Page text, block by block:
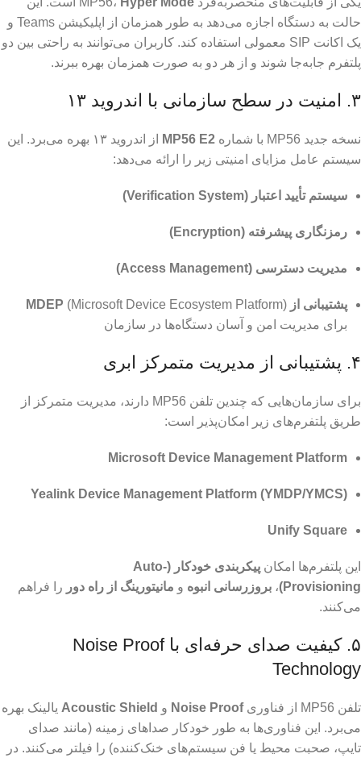
حالت به دستگاه اجازه می‌دهد به طور همزمان از اپلیکیشن Teams و
یک اکانت SIP معمولی استفاده کند. کاربران می‌توانند به راحتی بین دو
پلتفرم جابه‌جا شوند و از هر دو به صورت همزمان بهره ببرند.
۳. امنیت در سطح سازمانی با اندروید ۱۳
نسخه جدید MP56 با شماره MP56 E2
از اندروید ۱۳ بهره می‌برد. این
سیستم عامل مزایای امنیتی زیر را ارائه می‌دهد:
سیستم تأیید اعتبار (Verification System)
رمزنگاری پیشرفته (Encryption)
مدیریت دسترسی (Access Management)
پشتیبانی از MDEP (Microsoft Device Ecosystem Platform)
برای مدیریت امن و آسان دستگاه‌ها در سازمان
۴. پشتیبانی از مدیریت متمرکز ابری
برای سازمان‌هایی که چندین تلفن MP56 دارند، مدیریت متمرکز از
طریق پلتفرم‌های زیر امکان‌پذیر است:
Microsoft Device Management Platform
Yealink Device Management Platform (YMDP/YMCS)
Unify Square
این پلتفرم‌ها امکان
پیکربندی خودکار (Auto-
Provisioning) ، بروزرسانی انبوه و مانیتورینگ از راه دور را فراهم
می‌کنند.
۵. کیفیت صدای حرفه‌ای با Noise Proof
Technology
تلفن MP56 از فناوری Noise Proof و Acoustic Shield یالینک بهره
می‌برد. این فناوری‌ها به طور خودکار صداهای زمینه (مانند صدای
تایپ، صحبت محیط یا فن سیستم‌های خنک‌کننده) را فیلتر می‌کنند. در